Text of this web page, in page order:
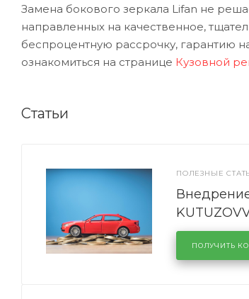
Замена бокового зеркала Lifan не
направленных на качественное,
беспроцентную рассрочку, гарантию
ознакомиться на странице Кузовной
Статьи
ПОЛЕЗНЫЕ
ПОЛУЧИТЬ